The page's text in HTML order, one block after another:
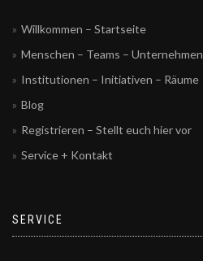
Willkommen – Startseite
Menschen – Teams – Unternehmen
Institutionen – Initiativen – Räume
Blog
Registrieren – Stellt euch hier vor
Service + Kontakt
SERVICE